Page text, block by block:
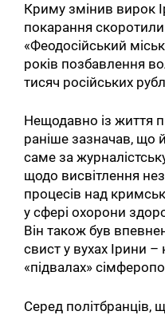
Криму змінив вирок
покарання
«Феодосійський
років позбавлення
тисяч російських
Нещодавно із життя
раніше зазначав, що
саме за
щодо висвітлення
процесів над
у сфері охорони
Він також був
свист у вухах Ірини –
«підвалах»
Серед